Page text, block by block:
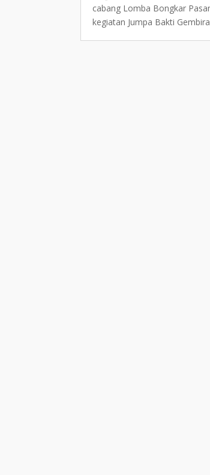
cabang Lomba Bongkar
kegiatan Jumpa Bakti